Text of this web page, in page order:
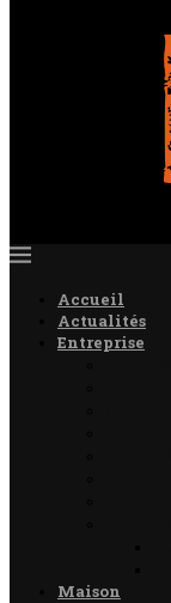
Accueil
Actualités
Entreprise
Maison